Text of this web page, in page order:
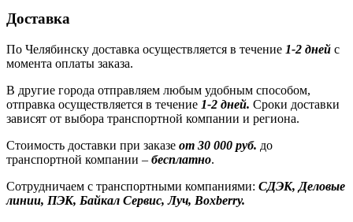
Доставка
По Челябинску доставка осуществляется в течение 1-2 дней с
момента оплаты заказа.
В другие города отправляем любым удобным способом,
отправка осуществляется в течение 1-2 дней. Сроки доставки
зависят от выбора транспортной компании и региона.
Стоимость доставки при заказе от 30 000 руб. до
транспортной компании – бесплатно.
Сотрудничаем с транспортными компаниями: СДЭК, Деловые
линии, ПЭК, Байкал Сервис, Луч, Boxberry.